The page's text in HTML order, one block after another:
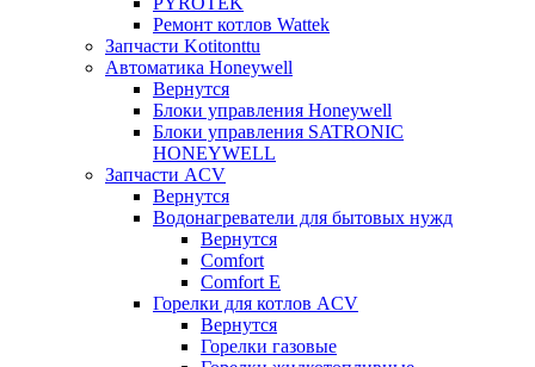
Ремонт котлов Wattek
Запчасти Kotitonttu
Автоматика Honeywеll
Вернутся
Блоки управления Honeywell
Блоки управления SATRONIC
HONEYWELL
Запчасти ACV
Вернутся
Водонагреватели для бытовых нужд
Вернутся
Comfort
Comfort E
Горелки для котлов ACV
Вернутся
Горелки газовые